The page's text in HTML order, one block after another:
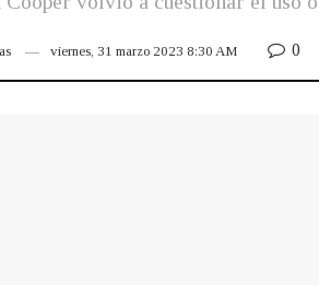
viernes, 31 marzo 2023 8:30 AM 0